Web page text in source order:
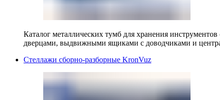
Каталог металлических тумб для хранения
дверцами, выдвижными ящиками с доводчиками и
Стеллажи сборно-разборные KronVuz